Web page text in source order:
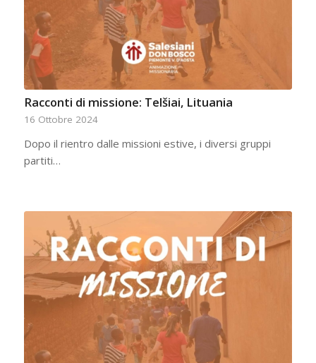
Racconti di missione: Telšiai, Lituania
16 Ottobre 2024
Dopo il rientro dalle missioni estive, i diversi gruppi
partiti…